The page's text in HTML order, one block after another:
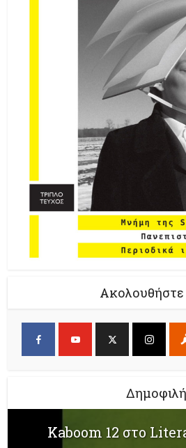
Ακολουθήστε
Δημοφιλή
Kaboom 12 στο